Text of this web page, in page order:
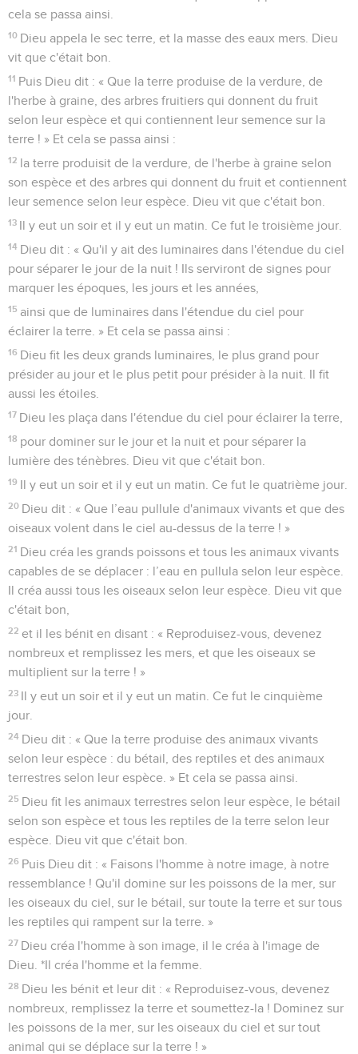
cela se passa ainsi.
10 Dieu appela le sec terre, et la masse des eaux mers. Dieu
vit que c'était bon.
11 Puis Dieu dit : « Que la terre produise de la verdure, de
l'herbe à graine, des arbres fruitiers qui donnent du fruit
selon leur espèce et qui contiennent leur semence sur la
terre ! » Et cela se passa ainsi :
12 la terre produisit de la verdure, de l'herbe à graine selon
son espèce et des arbres qui donnent du fruit et contiennent
leur semence selon leur espèce. Dieu vit que c'était bon.
13 Il y eut un soir et il y eut un matin. Ce fut le troisième jour.
14 Dieu dit : « Qu'il y ait des luminaires dans l'étendue du ciel
pour séparer le jour de la nuit ! Ils serviront de signes pour
marquer les époques, les jours et les années,
15 ainsi que de luminaires dans l'étendue du ciel pour
éclairer la terre. » Et cela se passa ainsi :
16 Dieu fit les deux grands luminaires, le plus grand pour
présider au jour et le plus petit pour présider à la nuit. Il fit
aussi les étoiles.
17 Dieu les plaça dans l'étendue du ciel pour éclairer la terre,
18 pour dominer sur le jour et la nuit et pour séparer la
lumière des ténèbres. Dieu vit que c'était bon.
19 Il y eut un soir et il y eut un matin. Ce fut le quatrième jour.
20 Dieu dit : « Que l’eau pullule d'animaux vivants et que des
oiseaux volent dans le ciel au-dessus de la terre ! »
21 Dieu créa les grands poissons et tous les animaux vivants
capables de se déplacer : l’eau en pullula selon leur espèce.
Il créa aussi tous les oiseaux selon leur espèce. Dieu vit que
c'était bon,
22 et il les bénit en disant : « Reproduisez-vous, devenez
nombreux et remplissez les mers, et que les oiseaux se
multiplient sur la terre ! »
23 Il y eut un soir et il y eut un matin. Ce fut le cinquième
jour.
24 Dieu dit : « Que la terre produise des animaux vivants
selon leur espèce : du bétail, des reptiles et des animaux
terrestres selon leur espèce. » Et cela se passa ainsi.
25 Dieu fit les animaux terrestres selon leur espèce, le bétail
selon son espèce et tous les reptiles de la terre selon leur
espèce. Dieu vit que c'était bon.
26 Puis Dieu dit : « Faisons l'homme à notre image, à notre
ressemblance ! Qu'il domine sur les poissons de la mer, sur
les oiseaux du ciel, sur le bétail, sur toute la terre et sur tous
les reptiles qui rampent sur la terre. »
27 Dieu créa l'homme à son image, il le créa à l'image de
Dieu. *Il créa l'homme et la femme.
28 Dieu les bénit et leur dit : « Reproduisez-vous, devenez
nombreux, remplissez la terre et soumettez-la ! Dominez sur
les poissons de la mer, sur les oiseaux du ciel et sur tout
animal qui se déplace sur la terre ! »